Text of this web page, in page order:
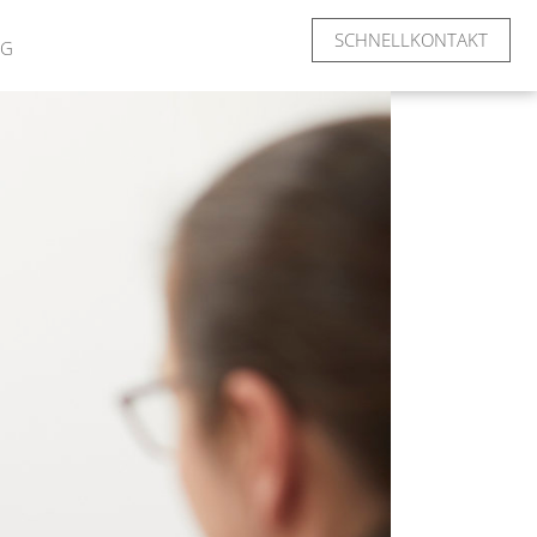
SCHNELLKONTAKT